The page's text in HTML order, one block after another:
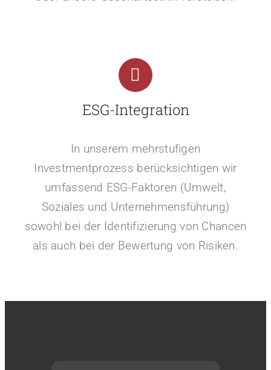
ESG-Integration
In unserem mehrstufigen
Investmentprozess berücksichtigen wir
umfassend ESG-Faktoren (Umwelt,
Soziales und Unternehmensführung)
sowohl bei der Identifizierung von Chancen
als auch bei der Bewertung von Risiken.